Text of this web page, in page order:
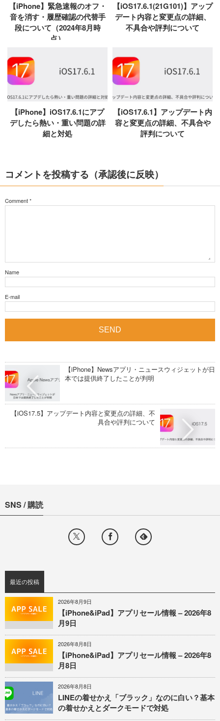
【iPhone】緊急速報のオフ・
音を消す・履歴確認の代替手
段について（2024年8月時
点）
【iOS17.6.1(21G101)】アップ
デート内容と変更点の詳細、
不具合や評判について
【iPhone】iOS17.6.1にアプ
デしたら熱い・重い問題の詳
細と対処
【iOS17.6.1】アップデート内
容と変更点の詳細、不具合や
評判について
コメントを投稿する（承認後に反映）
Comment*
Name
E-mail
【iPhone】Newsアプリ・ニュースウィジェットが日
本では提供終了したことが判明
【iOS17.5】アップデート内容と変更点の詳細、不
具合や評判について
SNS / 購読
最近の投稿
2026年8月9日
【iPhone&iPad】アプリセール情報 – 2026年8
月9日
2026年8月8日
【iPhone&iPad】アプリセール情報 – 2026年8
月8日
2026年8月8日
LINEの着せかえ「ブラック」なのに白い？基本
の着せかえとダークモードで対処